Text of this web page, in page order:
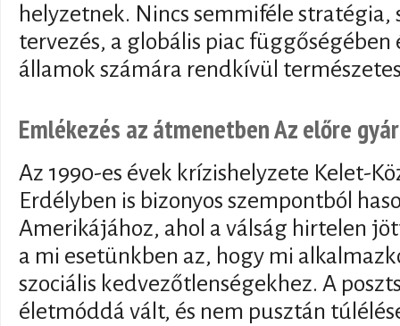
helyzetnek. Nincs semmiféle stratégia,
tervezés, a globális piac függőségében
államok számára rendkívül
Emlékezés az átmenetben Az előre
Az 1990-es évek krízishelyzete Kelet-
Erdélyben is bizonyos szempontból
Amerikájához, ahol a válság hirtelen
a mi esetünkben az, hogy mi
szociális kedvezőtlenségekhez. A
életmóddá vált, és nem pusztán